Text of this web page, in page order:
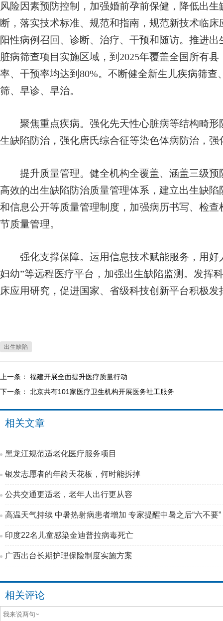
风险因素预防控制，加强婚前孕前保健，降低出
断，落实技术标准、规范和指南，规范新技术临
阳性病例召回、诊断、治疗、干预和随访。推进
脏病筛查项目实施区域，到2025年覆盖全国所有
率、干预率均达到80%。不断健全新生儿疾病筛
筛、早诊、早治。
聚焦重点疾病。强化先天性心脏病等结构畸形
生缺陷防治，强化唐氏综合征等染色体病防治，
提升质量管理。健全机构全覆盖、涵盖三级预
高效的出生缺陷防治质量管理体系，建立出生缺
和信息公开等质量管理制度，加强病历书写、检
节质量管理。
强化支撑保障。运用信息技术赋能服务，用好
妇幼”等远程医疗平台，加强出生缺陷监测。发挥
床应用研究，促进国家、省级科技创新平台积极发
出生缺陷
上一条： 福建开展全面提升医疗质量行动
下一条： 北京共有101家医疗卫生机构开展医务社工服务
相关文章
黑龙江规范适老化医疗服务项目
银发志愿者的年龄天花板，何时能拆掉
公共交通更适老，老年人出行更从容
高温天气持续 中暑热射病患者增加 专家提醒中暑之后“六不要”
印度22名儿童感染金迪普拉病毒死亡
广西出台长期护理保险制度实施方案
相关评论